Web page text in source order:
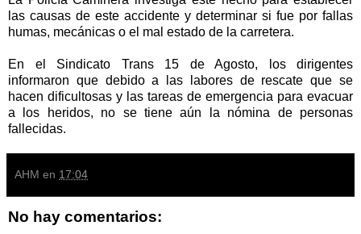
las causas de este accidente y determinar si fue por fallas
humas, mecánicas o el mal estado de la carretera.
En el Sindicato Trans 15 de Agosto, los dirigentes
informaron que debido a las labores de rescate que se
hacen dificultosas y las tareas de emergencia para evacuar
a los heridos, no se tiene aún la nómina de personas
fallecidas.
AHM en 17:04
No hay comentarios: